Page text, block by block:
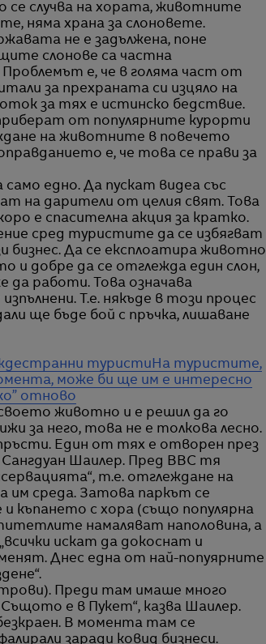
се случва на хората, животните
няма храна за слоновете.
не е задължена, поне
слонове са частна
е, че в голяма част от
за прехраната си изцяло на
за тях е истинско бедствие.
от популярните курорти
на животните в повечето
е, че това се прави за
едно. Да пускат видеа със
на дарители от целия свят. Това
е спасителна акция за кратко.
сред туристите да се избягват
бизнес. Да се експлоатира животно
и добре да се отглежда един слон,
да работи. Това означава
Т.е. някъде в този процес
ще бъде бой с пръчка, лишаване
туристиНа туристите,
може би ще им е интересно
отново
животно и е решил да го
за него, това не е толкова лесно.
Един от тях е отворен през
Шаилер. Пред BBС тя
т.е. отглеждане на
им среда. Затова паркът се
с хора (също популярна
намаляват наполовина, а
искат да докоснат и
Днес една от най-попуярните
Преди там имаше много
Същото е в Пукет“, казва Шаилер.
В момента там се
заради ковид бизнеси.